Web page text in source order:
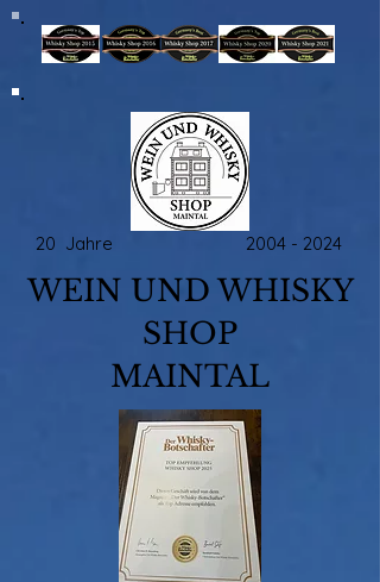
20 Jahre 2004 - 2024
WEIN UND WHISKY
SHOP
MAINTAL